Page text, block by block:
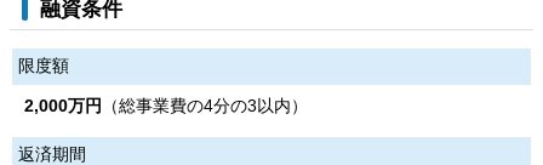
融資条件
限度額
2,000万円 （総事業費の4分の3以内）
返済期間